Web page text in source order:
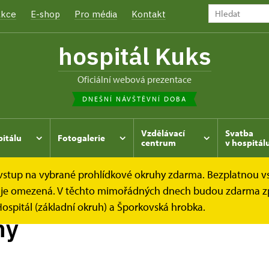
E-shop Pro média Kontakt
hospitál Kuks
oficiální webová prezentace
DNEŠNÍ NÁVŠTĚVNÍ DOBA
Fotogalerie
Vzdělávací
centrum
Svatba
v
na vybrané prohlídkové okruhy zdarma. Bezplatnou
omezená. V těchto mimořádných dnech budou zdarma
(základní okruh) a Šporkovská hrobka.
Prohlídkové okruhy